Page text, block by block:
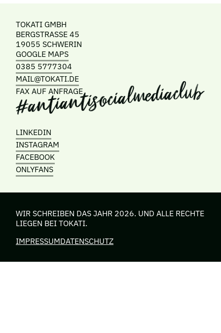
TOKATI GMBH
BERGSTRASSE 45
19055 SCHWERIN
GOOGLE MAPS
0385 5777304
MAIL@TOKATI.DE
FAX AUF ANFRAGE
LINKEDIN
INSTAGRAM
FACEBOOK
ONLYFANS
WIR SCHREIBEN DAS JAHR 2026. UND ALLE RECHTE
LIEGEN BEI TOKATI.
IMPRESSUMDATENSCHUTZ